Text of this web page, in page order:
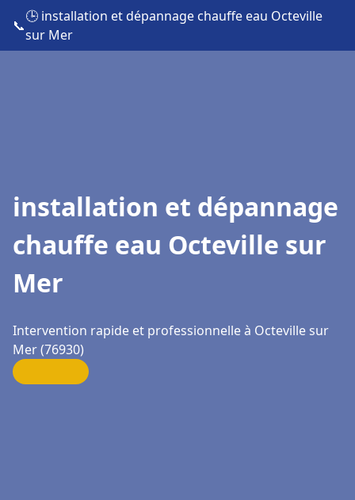
📞
🕒 installation et dépannage chauffe eau Octeville
sur Mer
installation et dépannage
chauffe eau Octeville sur
Mer
Intervention rapide et professionnelle à Octeville sur
Mer (76930)